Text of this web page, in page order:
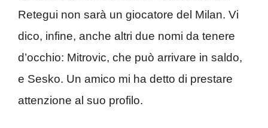
Retegui non sarà un giocatore del Milan. Vi
dico, infine, anche altri due nomi da tenere
d’occhio: Mitrovic, che può arrivare in saldo,
e Sesko. Un amico mi ha detto di prestare
attenzione al suo profilo.